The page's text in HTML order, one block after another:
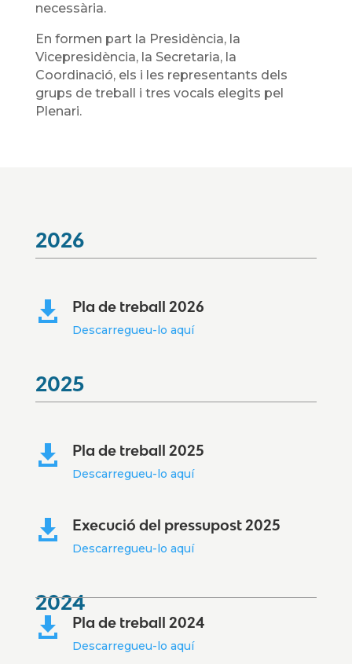
necessària.
En formen part la Presidència, la
Vicepresidència, la Secretaria, la
Coordinació, els i les representants dels
grups de treball i tres vocals elegits pel
Plenari.
2026
 Pla de treball 2026
Descarregueu-lo aquí
2025
 Pla de treball 2025
Descarregueu-lo aquí
 Execució del pressupost 2025
Descarregueu-lo aquí
2024
 Pla de treball 2024
Descarregueu-lo aquí